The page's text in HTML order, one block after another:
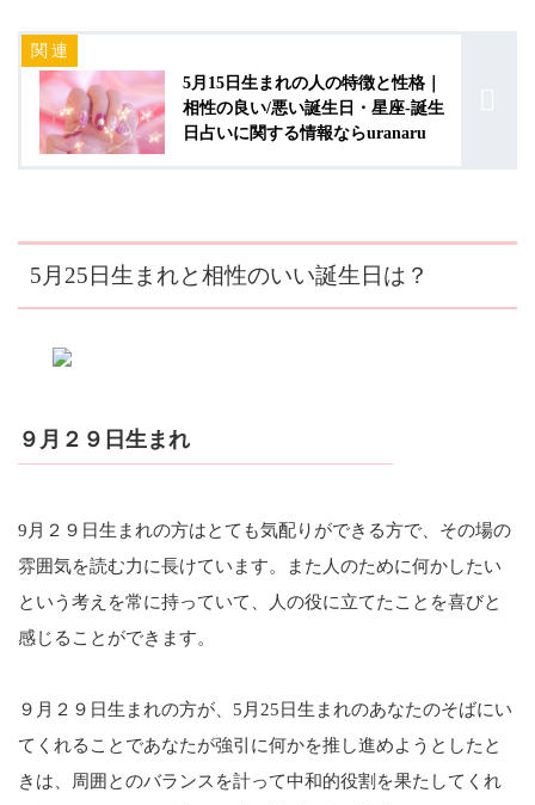
5月15日生まれの人の特徴と性格｜
相性の良い/悪い誕生日・星座-誕生
日占いに関する情報ならuranaru
5月25日生まれと相性のいい誕生日は？
９月２９日生まれ
9月２９日生まれの方はとても気配りができる方で、その場の
雰囲気を読む力に長けています。また人のために何かしたい
という考えを常に持っていて、人の役に立てたことを喜びと
感じることができます。
９月２９日生まれの方が、5月25日生まれのあなたのそばにい
てくれることであなたが強引に何かを推し進めようとしたと
きは、周囲とのバランスを計って中和的役割を果たしてくれ